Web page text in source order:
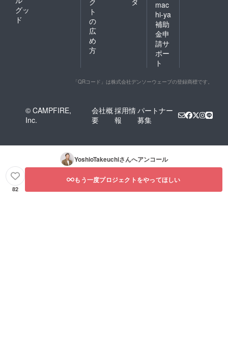
グッ
ド
ト
の
広
め
方
mac
hi-ya
補助
金申
請サ
ポー
ト
「QRコード」は株式会社デンソーウェーブの登録商標です。
© CAMPFIRE,
Inc.
会社概
要
採用情
報
パートナー
募集
YoshioTakeuchiさんへアンコール
82
もう一度プロジェクトをやってほしい